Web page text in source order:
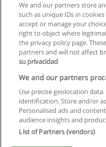
E-
Copyright © Educaedu
We and our partners store
such as unique IDs in
accept or manage your
right to object where
the privacy policy page.
partners and will not affect
su privacidad
We and our partners
Use precise geolocation
identification. Store and/or
Personalised ads and
audience insights and
List of Partners (vendors)